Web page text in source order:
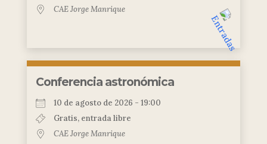
CAE Jorge Manrique
Conferencia astronómica
10 de agosto de 2026 - 19:00
Gratis, entrada libre
CAE Jorge Manrique